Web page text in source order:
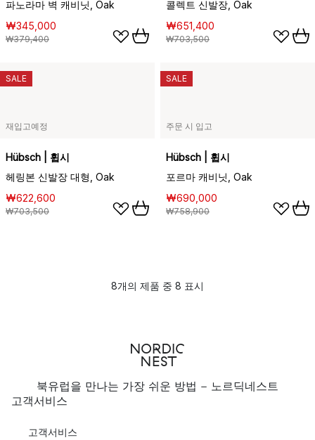
파노라마 벽 캐비닛, Oak
₩345,000
₩379,400
콜렉트 신발장, Oak
₩651,400
₩703,500
재입고예정
Hübsch | 휩시
헤링본 신발장 대형, Oak
₩622,600
₩703,500
SALE
주문 시 입고
Hübsch | 휩시
포르마 캐비닛, Oak
₩690,000
₩758,900
SALE
8개의 제품 중 8 표시
북유럽을 만나는 가장 쉬운 방법 - 노르딕네스트
고객서비스
고객서비스